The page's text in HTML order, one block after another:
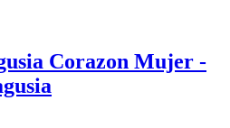
Corazon Mujer -